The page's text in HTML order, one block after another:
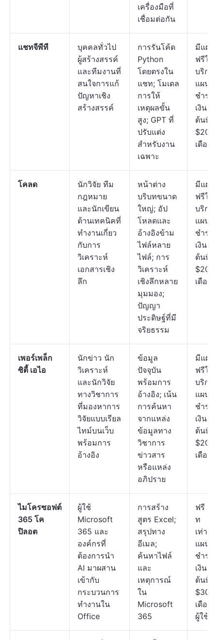
เครื่องมือที่
เชื่อมต่อกัน
แชทจีพีที
บุคคลทั่วไป
ผู้สร้างสรรค์
และทีมงานที่
สนใจการแก้
ปัญหาเชิง
สร้างสรรค์
การรันโค้ด
Python
โดยตรงใน
แชท; โมเดล
การให้
เหตุผลขั้น
สูง; GPT ที่
ปรับแต่ง
สำหรับงาน
เฉพาะ
มีแผน
ฟรีให้
บริกา
แผน
ชำระ
เงินเริ่
ต้นที่
$20
เดือน
โคลด
นักวิจัย ทีม
กฎหมาย
และนักเขียน
ด้านเทคนิคที่
ทำงานเกี่ยว
กับการ
วิเคราะห์
เอกสารเชิง
ลึก
หน้าต่าง
บริบทขนาด
ใหญ่; อัป
โหลดและ
อ้างอิงข้าม
ไฟล์หลาย
ไฟล์; การ
วิเคราะห์
เชิงลึกหลาย
มุมมอง;
ปัญญา
ประดิษฐ์ที่มี
จริยธรรม
มีแผน
ฟรีให้
บริกา
แผน
ชำระ
เงินเริ่
ต้นที่
$20
เดือน
เพอร์เพล็ก
ซิตี้ เอไอ
นักข่าว นัก
วิเคราะห์
และนักวิจัย
ทางวิชาการ
ที่มองหาการ
วิจัยแบบเรียล
ไทม์บนเว็บ
พร้อมการ
อ้างอิง
ข้อมูล
ปัจจุบัน
พร้อมการ
อ้างอิง; เน้น
การค้นหา
จากแหล่ง
ข้อมูลทาง
วิชาการ
ข่าวสาร
หรือแหล่ง
อภิปราย
มีแผน
ฟรีให้
บริกา
แผน
ชำระ
เงินเริ่
ต้นที่
$20
เดือน
ไมโครซอฟต์
365 โค
ปิลอต
ผู้ใช้
Microsoft
365 และ
องค์กรที่
ต้องการนำ
AI มาผสาน
เข้ากับ
กระบวนการ
ทำงานใน
Office
การสร้าง
สูตร Excel;
สรุปทาง
อีเมล;
ค้นหาไฟล์
และ
เหตุการณ์
ใน
Microsoft
365
ฟรี (
ท
เท่านั้
แผน
ชำระ
เงินเริ่
ต้นที่
$30/
เดือน
ผู้ใช้